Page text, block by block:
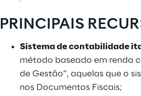
PRINCIPAIS
Sistema de contabilidade
método baseado em renda
de Gestão”, aquelas que o
nos Documentos Fiscais;